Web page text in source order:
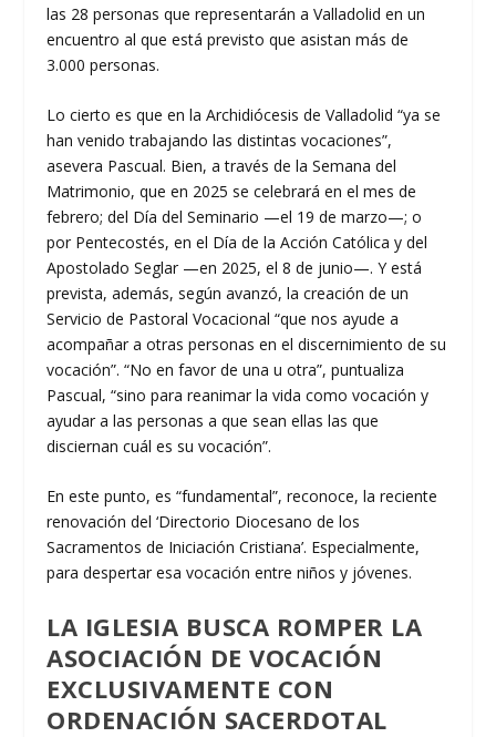
las 28 personas que representarán a Valladolid en un
encuentro al que está previsto que asistan más de
3.000 personas.
Lo cierto es que en la Archidiócesis de Valladolid “ya se
han venido trabajando las distintas vocaciones”,
asevera Pascual. Bien, a través de la Semana del
Matrimonio, que en 2025 se celebrará en el mes de
febrero; del Día del Seminario —el 19 de marzo—; o
por Pentecostés, en el Día de la Acción Católica y del
Apostolado Seglar —en 2025, el 8 de junio—. Y está
prevista, además, según avanzó, la creación de un
Servicio de Pastoral Vocacional “que nos ayude a
acompañar a otras personas en el discernimiento de su
vocación”. “No en favor de una u otra”, puntualiza
Pascual, “sino para reanimar la vida como vocación y
ayudar a las personas a que sean ellas las que
disciernan cuál es su vocación”.
En este punto, es “fundamental”, reconoce, la reciente
renovación del ‘Directorio Diocesano de los
Sacramentos de Iniciación Cristiana’. Especialmente,
para despertar esa vocación entre niños y jóvenes.
LA IGLESIA BUSCA ROMPER LA
ASOCIACIÓN DE VOCACIÓN
EXCLUSIVAMENTE CON
ORDENACIÓN SACERDOTAL